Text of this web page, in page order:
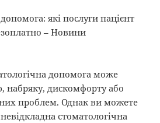
допомога може
набряку, дискомфорту або
проблем. Однак ви можете
стоматологічна